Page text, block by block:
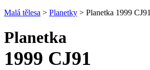
Malá tělesa > Planetky > Planetka 1999 CJ91
Planetka
1999 CJ91